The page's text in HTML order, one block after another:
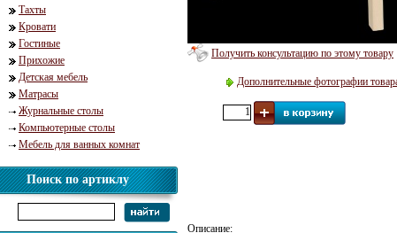
Тахты
Кровати
Гостиные
Прихожие
Детская мебель
Матрасы
Журнальные столы
Компьютерные столы
Мебель для ванных комнат
Поиск по артиклу
Получить консультацию по этому товару
Дополнительные фотографии
Описание: